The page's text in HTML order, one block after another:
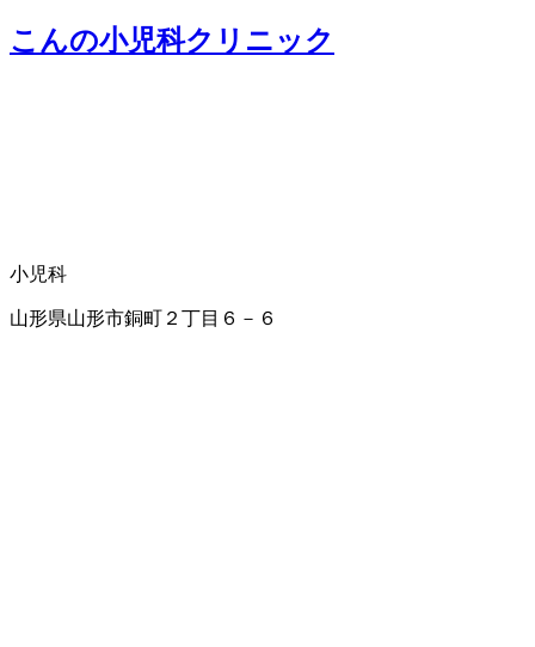
こんの小児科クリニック
小児科
山形県山形市銅町２丁目６－６